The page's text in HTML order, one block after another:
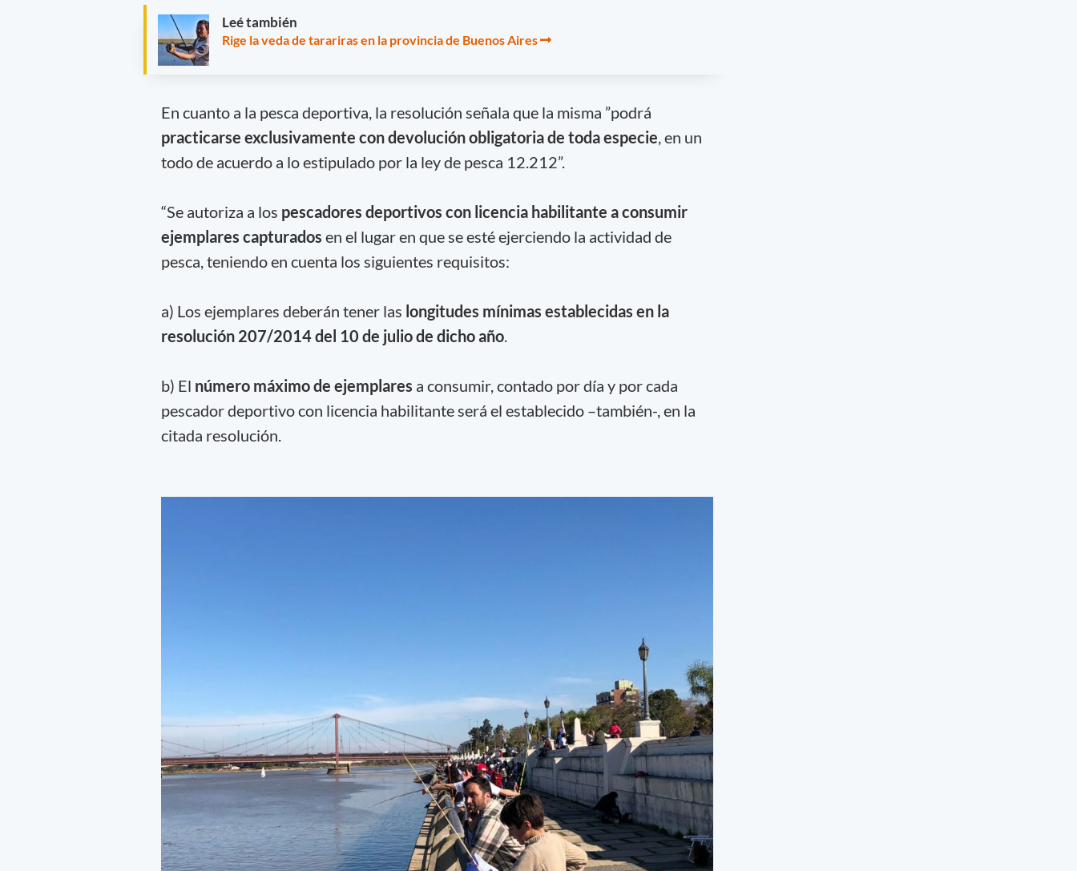
Leé también
Rige la veda de tarariras en la provincia de Buenos Aires
En cuanto a la pesca deportiva, la resolución señala que la misma ”podrá
practicarse exclusivamente con devolución obligatoria de toda especie, en un
todo de acuerdo a lo estipulado por la ley de pesca 12.212”.
“Se autoriza a los pescadores deportivos con licencia habilitante a consumir
ejemplares capturados en el lugar en que se esté ejerciendo la actividad de
pesca, teniendo en cuenta los siguientes requisitos:
a) Los ejemplares deberán tener las longitudes mínimas establecidas en la
resolución 207/2014 del 10 de julio de dicho año.
b) El número máximo de ejemplares a consumir, contado por día y por cada
pescador deportivo con licencia habilitante será el establecido –también-, en la
citada resolución.